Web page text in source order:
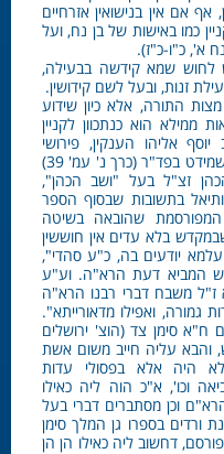
אם אין בנישואין אזרחיים
כמו באישות של בן נח, ועל
א', כ"ו-כ"ז).
לחוש שמא קידשה בבעילה,
זנות, ובעל לשם קידושין.
התורה, אלא כיון שידוע
ממילא הוא כנתכוון לקניין
אליהו הענקין, פירושי
איברא). בדרך דומה כתב גם הרב גולדשמידט בפד"ר (כרך נ' עמ' 39)
זצ"ל בעל "ושב הכהן",
בתשובות שבסוף הספר
שהובאה בשיטה
בלא עדים אין חוששין
עלמא יודעים בה, כ"ע סהדי",
המביא דעת הרא"ה. וע"ע
ז"ל משבח דברי רבנו הרא"ה
גמורה, ואפילו מדאורייתא".
סימן צד (הוצ' ירושלים
והבא עליה חייב משום אשת
היה אלא בפסולי עדות
וכו', א"כ הוה ליה כאילו
וכן מסתברים דברי בעל
ורדים בספרו גן המלך סימן
דחשוב ליה כאילו הן הן